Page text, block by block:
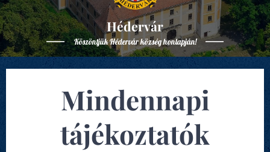
Hédervár
Köszöntjük Hédervár község honlapján!
Mindennapi
tájékoztatók